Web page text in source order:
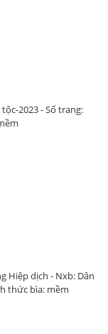
2023 - Số trang:
Hiệp dịch - Nxb: Dân
thức bìa: mềm